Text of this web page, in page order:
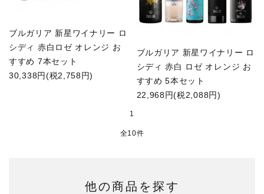
ブルガリア 新星ワイナリー ロ
シディ 赤白ロゼ オレンジ お
すすめ 7本セット
30,338円(税2,758円)
ブルガリア 新星ワイナリー ロ
シディ 赤白 ロゼ オレンジ お
すすめ 5本セット
22,968円(税2,088円)
1
全10件
他の商品を探す